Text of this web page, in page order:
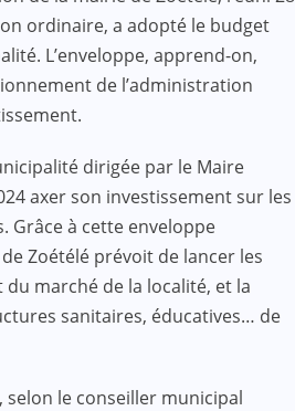
ordinaire, a adopté le budget
L’enveloppe, apprend-on,
de l’administration
dirigée par le Maire
axer son investissement sur les
Grâce à cette enveloppe
Zoétélé prévoit de lancer les
du marché de la localité, et la
sanitaires, éducatives… de
selon le conseiller municipal